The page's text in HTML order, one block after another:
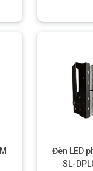
Đèn LED
SL-